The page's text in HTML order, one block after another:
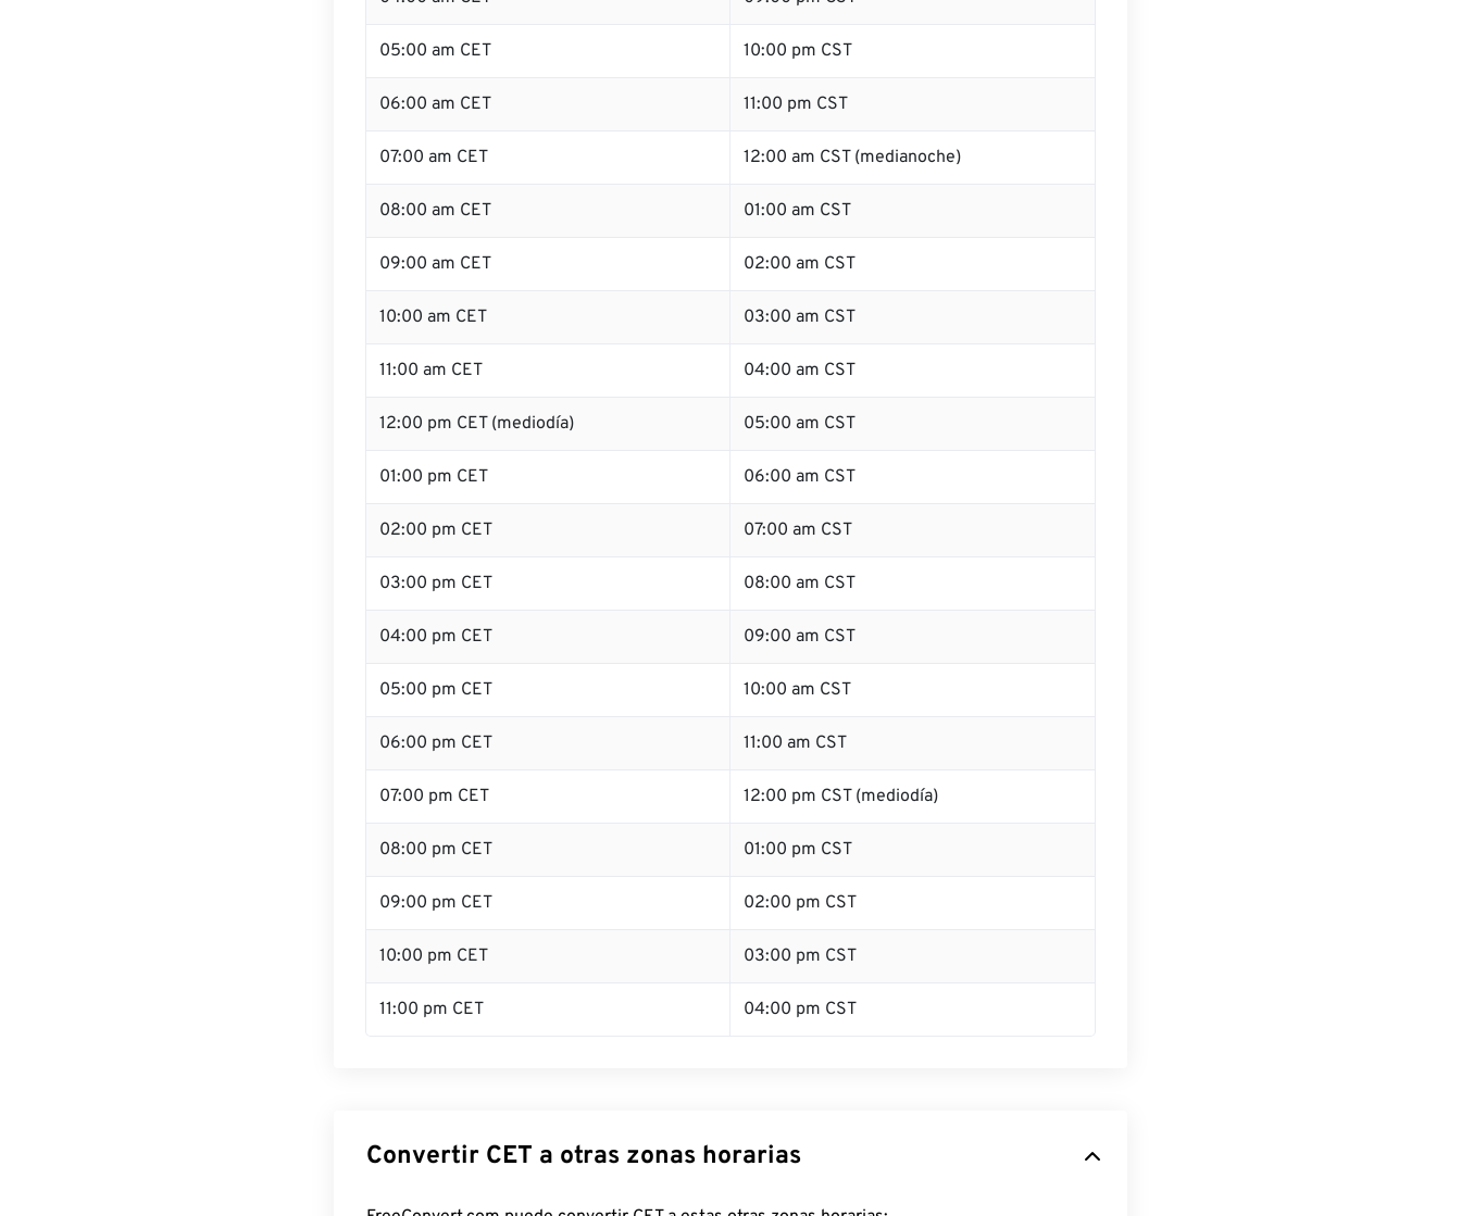
05:00 am CET 10:00 pm CST
06:00 am CET 11:00 pm CST
07:00 am CET 12:00 am CST (medianoche)
08:00 am CET 01:00 am CST
09:00 am CET 02:00 am CST
10:00 am CET 03:00 am CST
11:00 am CET 04:00 am CST
12:00 pm CET (mediodía) 05:00 am CST
01:00 pm CET 06:00 am CST
02:00 pm CET 07:00 am CST
03:00 pm CET 08:00 am CST
04:00 pm CET 09:00 am CST
05:00 pm CET 10:00 am CST
06:00 pm CET 11:00 am CST
07:00 pm CET 12:00 pm CST (mediodía)
08:00 pm CET 01:00 pm CST
09:00 pm CET 02:00 pm CST
10:00 pm CET 03:00 pm CST
11:00 pm CET 04:00 pm CST
Convertir CET a otras zonas horarias